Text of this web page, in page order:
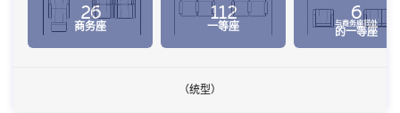
26
商务座
112
一等座
6
与商务座同处
的一等座
（统型）